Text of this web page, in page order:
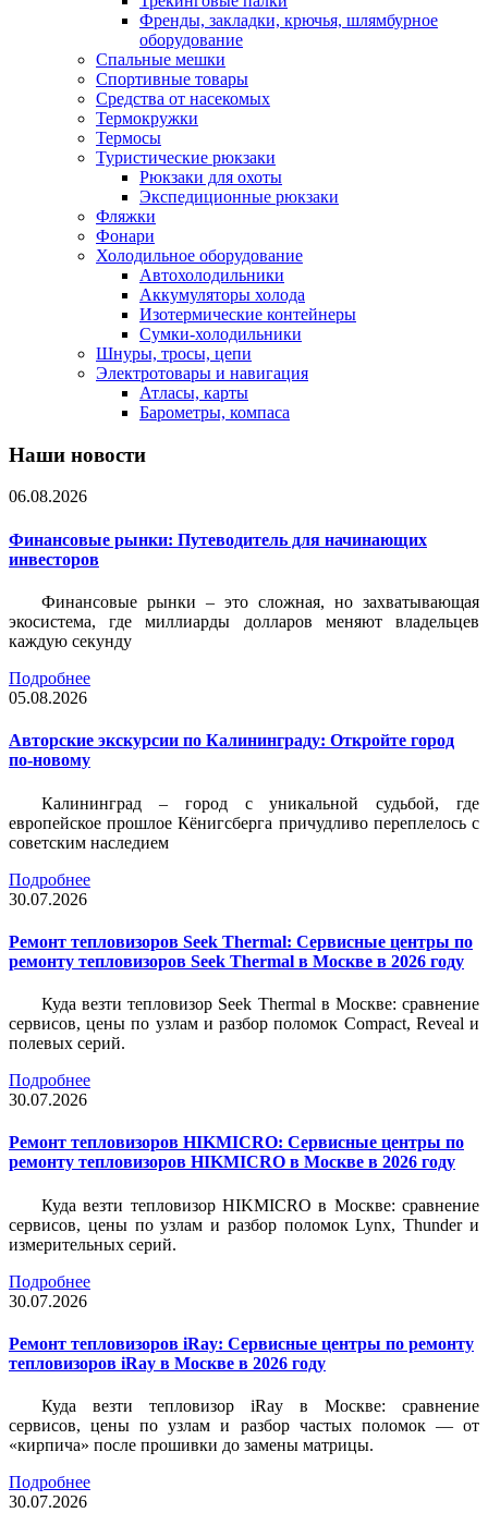
Френды, закладки, крючья, шлямбурное
оборудование
Спальные мешки
Спортивные товары
Средства от насекомых
Термокружки
Термосы
Туристические рюкзаки
Рюкзаки для охоты
Экспедиционные рюкзаки
Фляжки
Фонари
Холодильное оборудование
Автохолодильники
Аккумуляторы холода
Изотермические контейнеры
Сумки-холодильники
Шнуры, тросы, цепи
Электротовары и навигация
Атласы, карты
Барометры, компаса
Наши новости
06.08.2026
Финансовые рынки: Путеводитель для начинающих
инвесторов
Финансовые рынки – это сложная, но захватывающая
экосистема, где миллиарды долларов меняют владельцев
каждую секунду
Подробнее
05.08.2026
Авторские экскурсии по Калининграду: Откройте город
по-новому
Калининград – город с уникальной судьбой, где
европейское прошлое Кёнигсберга причудливо переплелось с
советским наследием
Подробнее
30.07.2026
Ремонт тепловизоров Seek Thermal: Сервисные центры по
ремонту тепловизоров Seek Thermal в Москве в 2026 году
Куда везти тепловизор Seek Thermal в Москве: сравнение
сервисов, цены по узлам и разбор поломок Compact, Reveal и
полевых серий.
Подробнее
30.07.2026
Ремонт тепловизоров HIKMICRO: Сервисные центры по
ремонту тепловизоров HIKMICRO в Москве в 2026 году
Куда везти тепловизор HIKMICRO в Москве: сравнение
сервисов, цены по узлам и разбор поломок Lynx, Thunder и
измерительных серий.
Подробнее
30.07.2026
Ремонт тепловизоров iRay: Сервисные центры по ремонту
тепловизоров iRay в Москве в 2026 году
Куда везти тепловизор iRay в Москве: сравнение
сервисов, цены по узлам и разбор частых поломок — от
«кирпича» после прошивки до замены матрицы.
Подробнее
30.07.2026